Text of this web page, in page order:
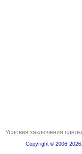
Условия заключения
Copyright © 2006-